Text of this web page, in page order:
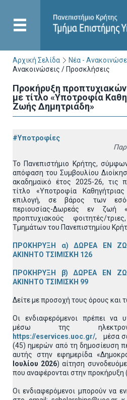
Αρχική Σελίδα
Νέα -
Ανακοινώσεις / Προσκλήσεις
Προκήρυξη
με τίτλο «Υποτροφία
Ζωής Δημητριάδη»
#Υποτροφίες
Το Πανεπιστήμιο Κρήτης,
απόφαση του Συμβουλίου
ακαδημαϊκό έτος 2025-26, τις
τίτλο «Υποτροφία
επιλογή, σε βάρος των
περιουσίας-Δωρεάς εν ζωή
προπτυχιακούς φοιτητές/
Τμημάτων του Πανεπιστημίου
ΠΡΟΚΗΡΥΞΗ α) ΔΩΡΕΑ ΕΝ
ΑΚΙΝΗΤΟ ΤΣΙΜΙΣΚΗ 126
ΠΡΟΚΗΡΥΞΗ β) ΔΩΡΕΑ ΕΝ
ΑΚΙΝΗΤΟ ΤΣΙΜΙΣΚΗ 99
Δείτε με προσοχή τους όρους και
Οι ενδιαφερόμενοι πρέπει να
μέσω της
https://eservices.uoc.gr/, μέσα
(45) ημερών από τη δημοσίευση
αυτής στην εφημερίδα
Ιουλίου 2026) αίτηση
που αναφέρονται στην προκήρυξη
Οι ενδιαφερόμενοι μπορούν να